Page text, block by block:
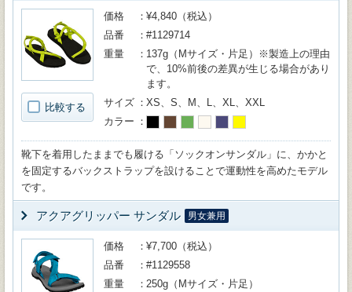
比較する
価格
¥4,840（税込）
品番
#1129714
重量
137g（Mサイズ・片足）※製造上の理由
で、10%前後の差異が生じる場合があり
ます。
サイズ
XS、S、M、L、XL、XXL
カラー
靴下を着用したままでも履ける「ソックオンサンダル」に、かかと
を固定するバックストラップを設けることで運動性を高めたモデル
です。
アクアグリッパー サンダル 男女兼用
価格
¥7,700（税込）
品番
#1129558
重量
250g（Mサイズ・片足）